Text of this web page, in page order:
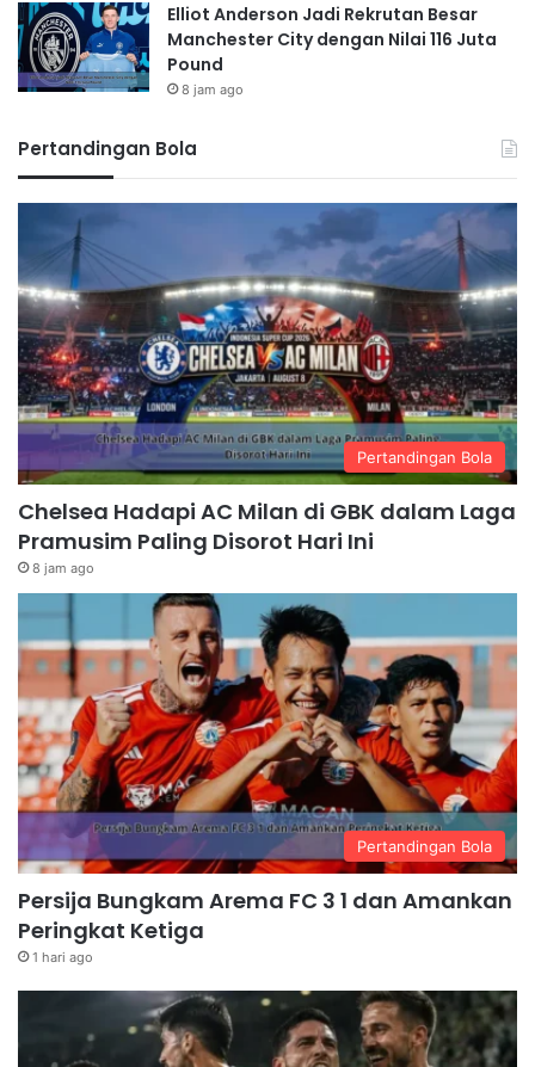
Elliot Anderson Jadi Rekrutan Besar
Manchester City dengan Nilai 116 Juta
Pound
8 jam ago
Pertandingan Bola
Pertandingan Bola
Chelsea Hadapi AC Milan di GBK dalam Laga
Pramusim Paling Disorot Hari Ini
8 jam ago
Pertandingan Bola
Persija Bungkam Arema FC 3 1 dan Amankan
Peringkat Ketiga
1 hari ago